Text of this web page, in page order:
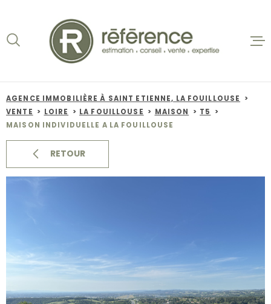
la
recherche
menu
principal
contenu
ACCUEIL
VENTES
BIENS
AGENCE IMMOBILIÈRE À SAINT ETIENNE, LA FOUILLOUSE
VENTE
LOIRE LA FOUILLOUSE MAISON
T5
MAISON INDIVIDUELLE A LA FOUILLOUSE
RETOUR